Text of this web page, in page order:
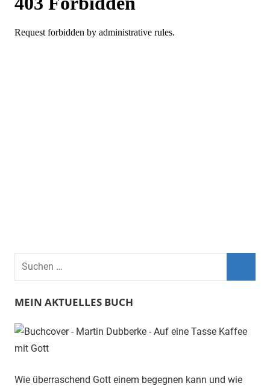
Suchen
MEIN AKTUELLES BUCH
Wie überraschend Gott einem begegnen kann und wie